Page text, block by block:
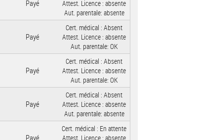
Payé
Attest. Licence : absente
Aut. parentale: absente
Payé
Cert. médical : Absent
Attest. Licence : absente
Aut. parentale: OK
Payé
Cert. médical : Absent
Attest. Licence : absente
Aut. parentale: OK
Payé
Cert. médical : Absent
Attest. Licence : absente
Aut. parentale: absente
Payé
Cert. médical : En attente
Attest. Licence : absente